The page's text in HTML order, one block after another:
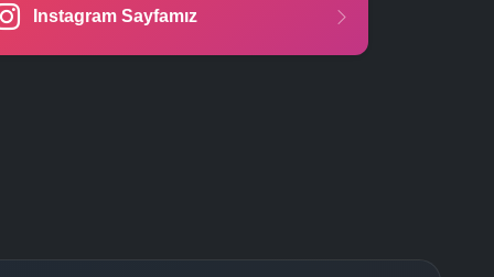
Instagram Sayfamız